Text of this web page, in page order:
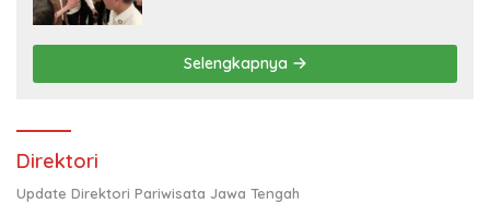
Selengkapnya
Direktori
Update Direktori Pariwisata Jawa Tengah